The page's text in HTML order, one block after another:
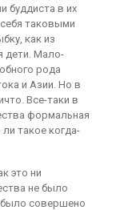
буддиста в их
таковыми
как из
дети. Мало-
рода
и Азии. Но в
Все-таки в
формальная
такое когда-
это ни
не было
совершено